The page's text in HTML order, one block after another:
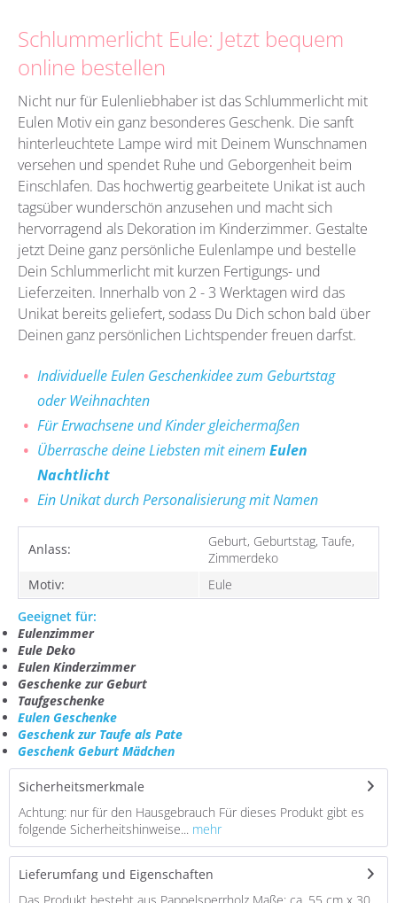
Schlummerlicht Eule: Jetzt bequem
online bestellen
Nicht nur für Eulenliebhaber ist das Schlummerlicht mit
Eulen Motiv ein ganz besonderes Geschenk. Die sanft
hinterleuchtete Lampe wird mit Deinem Wunschnamen
versehen und spendet Ruhe und Geborgenheit beim
Einschlafen. Das hochwertig gearbeitete Unikat ist auch
tagsüber wunderschön anzusehen und macht sich
hervorragend als Dekoration im Kinderzimmer. Gestalte
jetzt Deine ganz persönliche Eulenlampe und bestelle
Dein Schlummerlicht mit kurzen Fertigungs- und
Lieferzeiten. Innerhalb von 2 - 3 Werktagen wird das
Unikat bereits geliefert, sodass Du Dich schon bald über
Deinen ganz persönlichen Lichtspender freuen darfst.
Individuelle Eulen Geschenkidee zum Geburtstag
oder Weihnachten
Für Erwachsene und Kinder gleichermaßen
Überrasche deine Liebsten mit einem Eulen
Nachtlicht
Ein Unikat durch Personalisierung mit Namen
Anlass:
Geburt, Geburtstag, Taufe,
Zimmerdeko
Motiv:
Eule
Geeignet für:
Eulenzimmer
Eule Deko
Eulen Kinderzimmer
Geschenke zur Geburt
Taufgeschenke
Eulen Geschenke
Geschenk zur Taufe als Pate
Geschenk Geburt Mädchen
Sicherheitsmerkmale
Achtung: nur für den Hausgebrauch Für dieses Produkt gibt es
folgende Sicherheitshinweise... mehr
Lieferumfang und Eigenschaften